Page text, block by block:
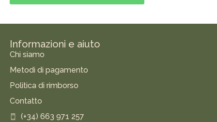
Informazioni e aiuto
Chi siamo
Metodi di pagamento
Politica di rimborso
Contatto
(+34) 663 971 257